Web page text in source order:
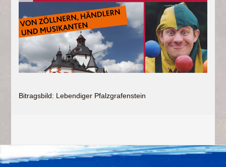
Bitragsbild: Lebendiger Pfalzgrafenstein